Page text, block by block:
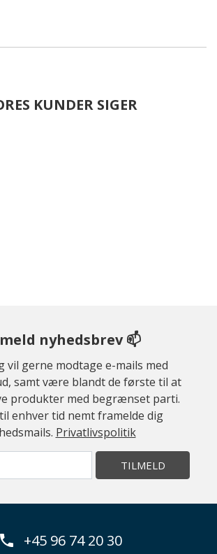
KUNDER SIGER
nyhedsbrev 📫
vil gerne modtage e-mails med
samt være blandt de første til at
produkter med begrænset parti.
enhver tid nemt framelde dig
Privatlivspolitik
TILMELD
+45 96 74 20 30